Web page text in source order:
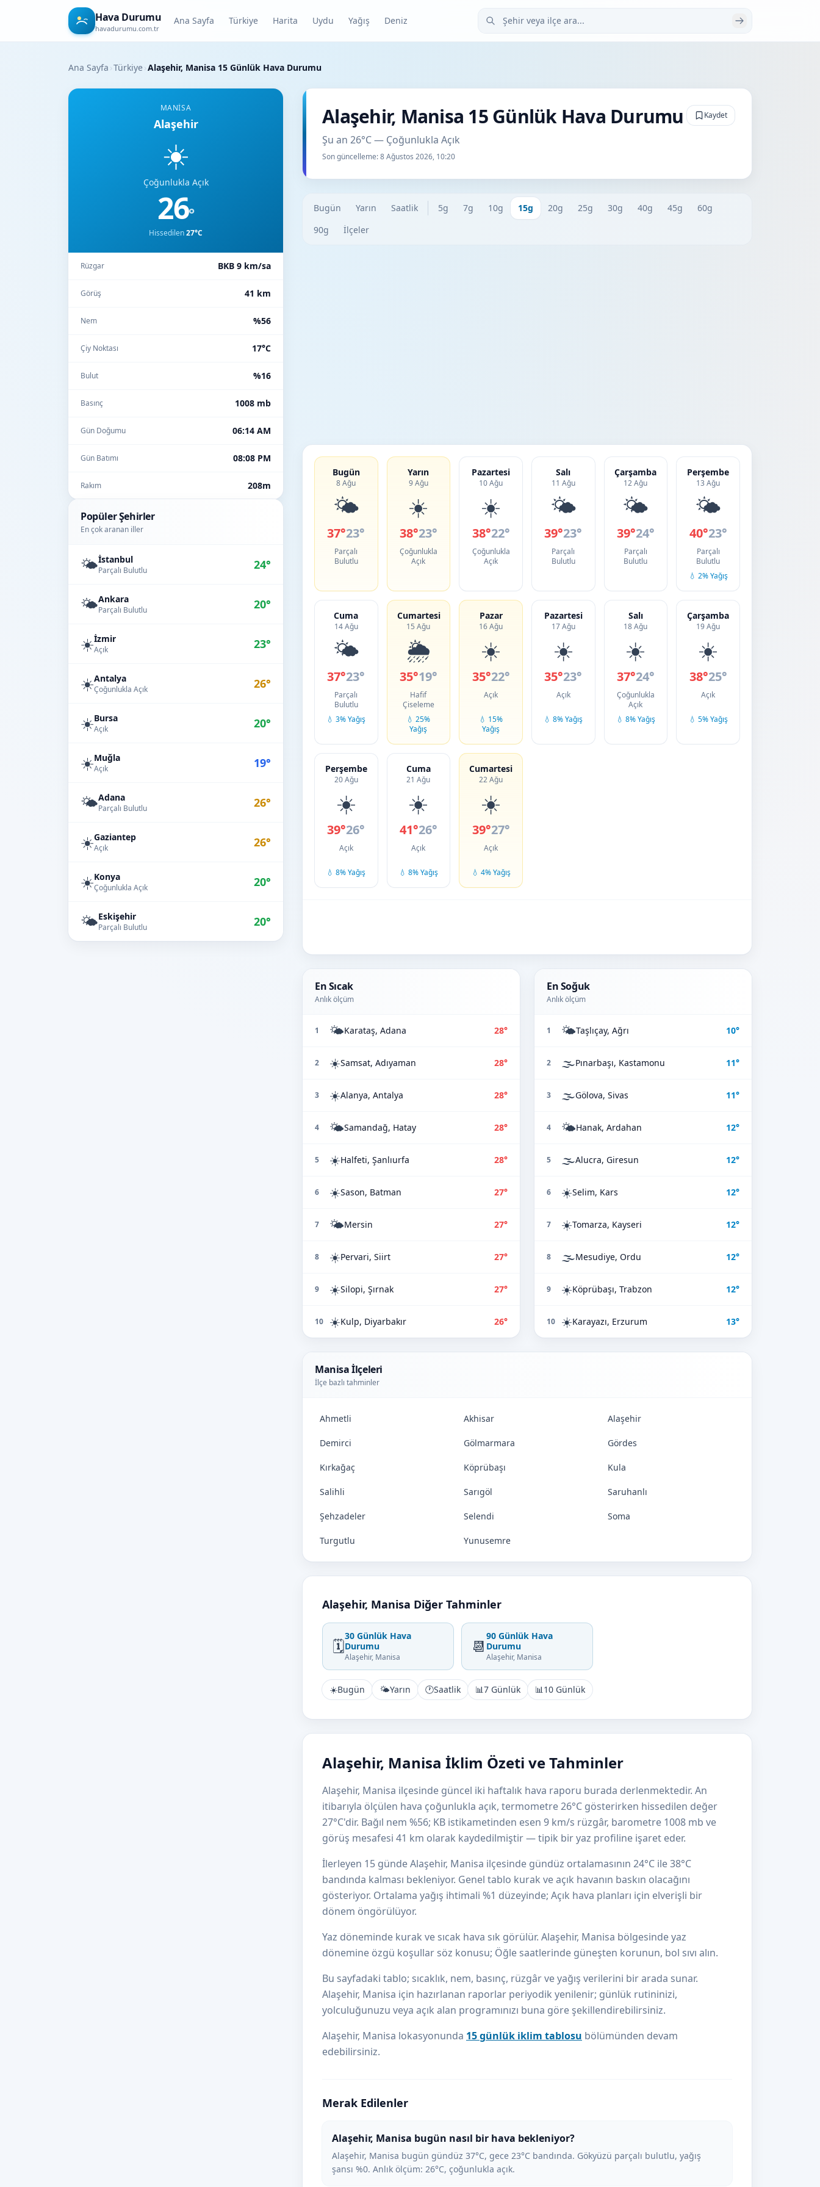
Hava Durumu
havadurumu.com.tr
Ana Sayfa Türkiye Harita Uydu Yağış Deniz Şehir veya ilçe ara
Ana Sayfa ›Türkiye›Alaşehir, Manisa 15 Günlük Hava Durumu
MANISA
Alaşehir
☀️
Çoğunlukla Açık
26°
Hissedilen27°C
Rüzgar BKB 9 km/sa
Görüş 41 km
Nem %56
Çiy Noktası 17°C
Bulut %16
Basınç 1008 mb
Gün Doğumu 06:14 AM
Gün Batımı 08:08 PM
Rakım 208m
Popüler Şehirler
En çok aranan iller
🌤️İstanbul
Parçalı Bulutlu 24°
🌤️Ankara
Parçalı Bulutlu 20°
☀️İzmir
Açık 23°
☀️Antalya
Çoğunlukla Açık 26°
☀️Bursa
Açık 20°
☀️Muğla
Açık 19°
🌤️Adana
Parçalı Bulutlu 26°
☀️Gaziantep
Açık 26°
☀️Konya
Çoğunlukla Açık 20°
🌤️Eskişehir
Parçalı Bulutlu 20°
Alaşehir, Manisa 15 Günlük Hava Durumu
Şu an 26°C — Çoğunlukla Açık
Son güncelleme:8 Ağustos 2026, 10:20
Kaydet
Bugün Yarın Saatlik 5g 7g 10g 15g 20g 25g 30g 40g 45g
60g
90g
İlçeler
Bugün
8 Ağu
🌤️
37°23°
Parçalı
Bulutlu
Yarın
9 Ağu
☀️
38°23°
Çoğunlukla
Açık
Pazartesi
10 Ağu
☀️
38°22°
Çoğunlukla
Açık
Salı
11 Ağu
🌤️
39°23°
Parçalı
Bulutlu
Çarşamba
12 Ağu
🌤️
39°24°
Parçalı
Bulutlu
Perşembe
13 Ağu
🌤️
40°23°
Parçalı
Bulutlu
💧 2% Yağış
Cuma
14 Ağu
🌤️
37°23°
Parçalı
Bulutlu
💧 3% Yağış
Cumartesi
15 Ağu
🌦️
35°19°
Hafif
Çiseleme
💧 25%
Yağış
Pazar
16 Ağu
☀️
35°22°
Açık
💧 15%
Yağış
Pazartesi
17 Ağu
☀️
35°23°
Açık
💧 8% Yağış
Salı
18 Ağu
☀️
37°24°
Çoğunlukla
Açık
💧 8% Yağış
Çarşamba
19 Ağu
☀️
38°25°
Açık
💧 5% Yağış
Perşembe
20 Ağu
☀️
39°26°
Açık
💧 8% Yağış
Cuma
21 Ağu
☀️
41°26°
Açık
💧 8% Yağış
Cumartesi
22 Ağu
☀️
39°27°
Açık
💧 4% Yağış
En Sıcak
Anlık ölçüm
1 🌤️Karataş, Adana 28°
2 ☀️Samsat, Adıyaman 28°
3 ☀️Alanya, Antalya 28°
4 🌤️Samandağ, Hatay 28°
5 ☀️Halfeti, Şanlıurfa 28°
6 ☀️Sason, Batman 27°
7 🌤️Mersin 27°
8 ☀️Pervari, Siirt 27°
9 ☀️Silopi, Şırnak 27°
10 ☀️Kulp, Diyarbakır 26°
En Soğuk
Anlık ölçüm
1 🌤️Taşlıçay, Ağrı 10°
2 🌫️Pınarbaşı, Kastamonu 11°
3 🌫️Gölova, Sivas 11°
4 🌤️Hanak, Ardahan 12°
5 🌫️Alucra, Giresun 12°
6 ☀️Selim, Kars 12°
7 ☀️Tomarza, Kayseri 12°
8 🌫️Mesudiye, Ordu 12°
9 ☀️Köprübaşı, Trabzon 12°
10 ☀️Karayazı, Erzurum 13°
Manisa İlçeleri
İlçe bazlı tahminler
Ahmetli Akhisar Alaşehir
Demirci Gölmarmara Gördes
Kırkağaç Köprübaşı Kula
Salihli Sarıgöl Saruhanlı
Şehzadeler Selendi Soma
Turgutlu Yunusemre
Alaşehir, Manisa Diğer Tahminler
🗓️
30 Günlük Hava
Durumu
Alaşehir, Manisa
📆
90 Günlük Hava
Durumu
Alaşehir, Manisa
☀️Bugün 🌤️Yarın 🕐Saatlik 📊7 Günlük 📊10 Günlük
Alaşehir, Manisa İklim Özeti ve Tahminler
Alaşehir, Manisa ilçesinde güncel iki haftalık hava raporu burada derlenmektedir. An
itibarıyla ölçülen hava çoğunlukla açık, termometre 26°C gösterirken hissedilen değer
27°C'dir. Bağıl nem %56; KB istikametinden esen 9 km/s rüzgâr, barometre 1008 mb ve
görüş mesafesi 41 km olarak kaydedilmiştir — tipik bir yaz profiline işaret eder.
İlerleyen 15 günde Alaşehir, Manisa ilçesinde gündüz ortalamasının 24°C ile 38°C
bandında kalması bekleniyor. Genel tablo kurak ve açık havanın baskın olacağını
gösteriyor. Ortalama yağış ihtimali %1 düzeyinde; Açık hava planları için elverişli bir
dönem öngörülüyor.
Yaz döneminde kurak ve sıcak hava sık görülür. Alaşehir, Manisa bölgesinde yaz
dönemine özgü koşullar söz konusu; Öğle saatlerinde güneşten korunun, bol sıvı alın.
Bu sayfadaki tablo; sıcaklık, nem, basınç, rüzgâr ve yağış verilerini bir arada sunar.
Alaşehir, Manisa için hazırlanan raporlar periyodik yenilenir; günlük rutininizi,
yolculuğunuzu veya açık alan programınızı buna göre şekillendirebilirsiniz.
Alaşehir, Manisa lokasyonunda 15 günlük iklim tablosu bölümünden devam
edebilirsiniz.
Merak Edilenler
Alaşehir, Manisa bugün nasıl bir hava bekleniyor?
Alaşehir, Manisa bugün gündüz 37°C, gece 23°C bandında. Gökyüzü parçalı bulutlu, yağış
şansı %0. Anlık ölçüm: 26°C, çoğunlukla açık.